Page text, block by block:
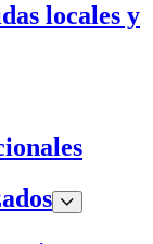
locales y